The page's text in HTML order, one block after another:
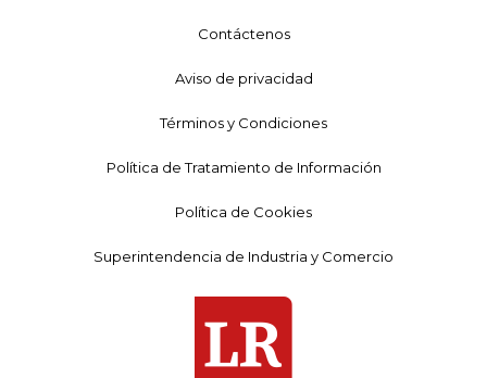
Contáctenos
Aviso de privacidad
Términos y Condiciones
Política de Tratamiento de Información
Política de Cookies
Superintendencia de Industria y Comercio